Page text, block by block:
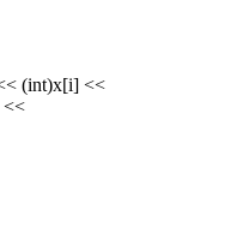
(int)x[i] <<